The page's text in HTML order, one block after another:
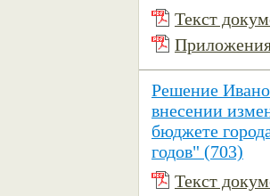
Текст
Решение
внесении
бюджете
годов" (703)
Текст